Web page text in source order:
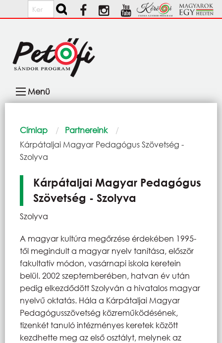
Ugrás a tartalomra
Keresés
navigáció
Menü
Morzsa
Címlap
Partnereink
Current:
Kárpátaljai Magyar Pedagógus Szövetség -
Szolyva
Kárpátaljai Magyar Pedagógus
Szövetség - Szolyva
Szolyva
A magyar kultúra megőrzése érdekében 1995-
től megindult a magyar nyelv tanítása, először
fakultatív módon, vasárnapi iskola keretein
belül. 2002 szeptemberében, hatvan év után
pedig elkezdődött Szolyván a hivatalos magyar
nyelvű oktatás. Hála a Kárpátaljai Magyar
Pedagógusszövetség közreműködésének,
tizenkét tanuló intézményes keretek között
kezdhette meg az első osztályt, melynek az